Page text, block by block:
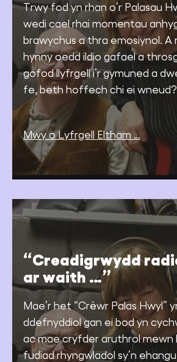
Trwy fod yn rhan o’r Palasau
wedi cael rhai momentau
brawychus a thra emosiynol. A
hynny oedd ildio gafael a
gofod llyfrgell i’r gymuned a
fe, beth hoffech chi ei wneud?
Mwy o Lyfrgell Eltham …
“Creadigrwydd
ar waith …”
Mae’r het “Crëwr Palas Hwyl”
ddefnyddiol gan ei bod yn
ac mae cryfder aruthrol mewn
fudiad rhyngwladol sy’n